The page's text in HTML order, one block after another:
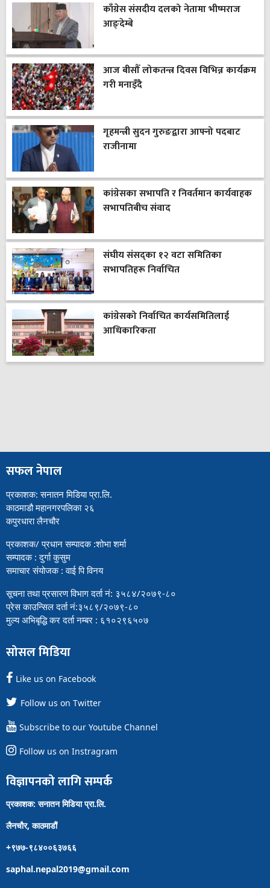
काँग्रेस संसदीय दलको नेतामा भीष्मराज
आङ्देम्बे
आज बीसौँ लोकतन्त्र दिवस विभिन्न कार्यक्रम
गरी मनाइँदै
गृहमन्त्री सुदन गुरुङद्वारा आफ्नो पदबाट
राजीनामा
कांग्रेसका सभापति र निवर्तमान कार्यवाहक
सभापतिबीच संवाद
संघीय संसद्का १२ वटा समितिका
सभापतिहरू निर्वाचित
कांग्रेसको निर्वाचित कार्यसमितिलाई
आधिकारिकता
सफल नेपाल
प्रकाशक: सनातन मिडिया प्रा.लि.
काठमाडौ महानगरपलिका २६
कपुरधारा लैनचौर
प्रकाशक/ प्रधान सम्पादक :शोभा शर्मा
सम्पादक : दुर्गा कुसुम
समाचार संयोजक : वाई पि विनय
सूचना तथा प्रसारण विभाग दर्ता नं: ३५८४/२०७९-८०
प्रेस काउन्सिल दर्ता नं:३५८९/२०७९-८०
मुल्य अभिबृद्धि कर दर्ता नम्बर : ६१०२९६५०७
सोसल मिडिया
Like us on Facebook
Follow us on Twitter
Subscribe to our Youtube Channel
Follow us on Instragram
विज्ञापनको लागि सम्पर्क
प्रकाशक: सनातन मिडिया प्रा.लि.
लैनचौर, काठमाडौं
+९७७-९८४००६३७६६
saphal.nepal2019@gmail.com